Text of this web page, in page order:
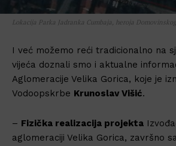
Lokacija Parka Jadranka Cumbaja, heroja
I već možemo reći tradicionalno na
vijeća doznali smo i aktualne
Aglomeracije Velika Gorica, koje je
Vodoopskrbe Krunoslav Višić.
– Fizička realizacija projekta
aglomeraciji Velika Gorica, završno